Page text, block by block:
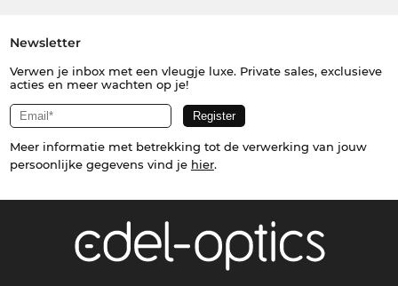
Newsletter
Verwen je inbox met een vleugje luxe. Private sales, exclusieve
acties en meer wachten op je!
Meer informatie met betrekking tot de verwerking van jouw
persoonlijke gegevens vind je hier.